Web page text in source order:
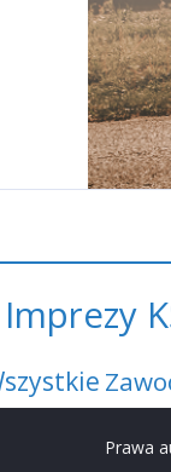
Imprezy
Prawa